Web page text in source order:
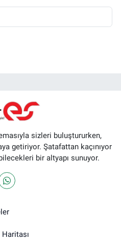
sizleri buluştururken,
getiriyor. Şatafattan kaçınıyor
bir altyapı sunuyor.